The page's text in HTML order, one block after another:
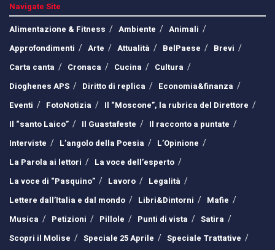
Navigate Site
Alimentazione & Fitness
Ambiente
Animali
Approfondimenti
Arte Attualità BelPaese
Brevi
Carta canta
Cronaca Cucina
Cultura
Dioghenes APS
Diritto di replica
Economia&finanza
Eventi
FotoNotizia
Il “Moscone”, la rubrica del Direttore
Il “santo Laico”
Il Guastafeste
Il racconto a puntate
Interviste
L’angolo della Poesia
L’Opinione
La Parola ai lettori
La voce dell’esperto
La voce di “Pasquino”
Lavoro
Legalità
Lettere dall’Italia e dal mondo
Libri&Dintorni
Mafie
Musica
Petizioni Pillole Punti di vista
Satira
Scopri il Molise
Speciale 25 Aprile Speciale Trattative